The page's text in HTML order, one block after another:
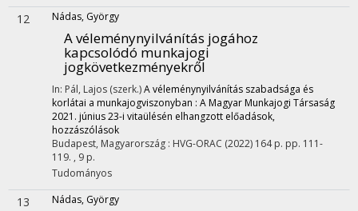
12 Nádas, György
A véleménynyilvánítás jogához
kapcsolódó munkajogi
jogkövetkezményekről
In: Pál, Lajos (szerk.)A véleménynyilvánítás szabadsága és
korlátai a munkajogviszonyban : A Magyar Munkajogi Társaság
2021. június 23-i vitaülésén elhangzott előadások,
hozzászólások
Budapest, Magyarország : HVG-ORAC (2022) 164 p. pp. 111-
119. , 9 p.
Tudományos
13 Nádas, György